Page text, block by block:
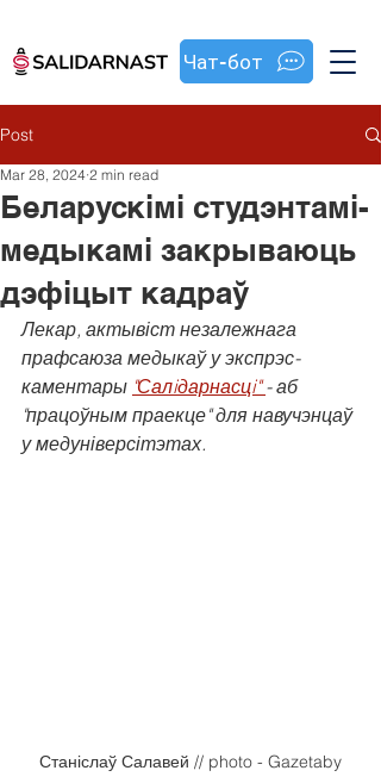
Чат-бот
Post
Беларускімі студэнтамі-
медыкамі закрываюць
дэфіцыт кадраў
Mar 28, 2024 2 min read
Лекар, актывіст незалежнага
прафсаюза медыкаў у экспрэс-
каментары "Салiдарнасцi" - аб
"працоўным праекце" для навучэнцаў
у медуніверсітэтах.
Станіслаў Салавей // photo - Gazetaby